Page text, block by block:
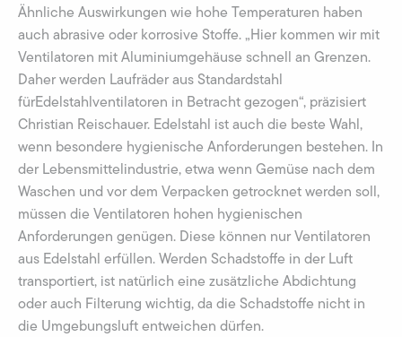
Ähnliche Auswirkungen wie hohe Temperaturen haben
auch abrasive oder korrosive Stoffe. „Hier kommen wir mit
Ventilatoren mit Aluminiumgehäuse schnell an Grenzen.
Daher werden Laufräder aus Standardstahl
fürEdelstahlventilatoren in Betracht gezogen“, präzisiert
Christian Reischauer. Edelstahl ist auch die beste Wahl,
wenn besondere hygienische Anforderungen bestehen. In
der Lebensmittelindustrie, etwa wenn Gemüse nach dem
Waschen und vor dem Verpacken getrocknet werden soll,
müssen die Ventilatoren hohen hygienischen
Anforderungen genügen. Diese können nur Ventilatoren
aus Edelstahl erfüllen. Werden Schadstoffe in der Luft
transportiert, ist natürlich eine zusätzliche Abdichtung
oder auch Filterung wichtig, da die Schadstoffe nicht in
die Umgebungsluft entweichen dürfen.